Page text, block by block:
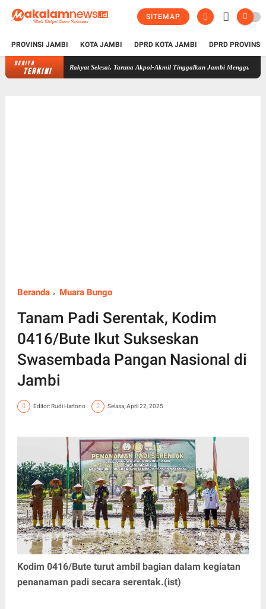
SITEMAP
PROVINSI JAMBI KOTA JAMBI DPRD KOTA JAMBI DPRD
BERITA
TERKINI
di Sekolah Rakyat Selesai, Taruna Akpol-Akmil Tinggalkan Jambi Menggunakan Hercules
Beranda Muara Bungo
Tanam Padi Serentak, Kodim
0416/Bute Ikut Sukseskan
Swasembada Pangan Nasional di
Jambi
Editor: Rudi Hartono Selasa, April 22, 2025
Kodim 0416/Bute turut ambil bagian dalam kegiatan
penanaman padi secara serentak.(ist)